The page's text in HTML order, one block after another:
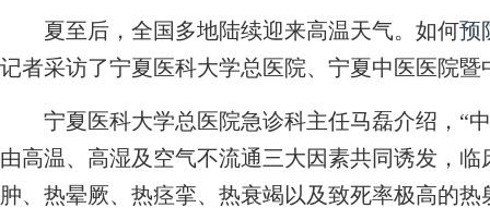
夏至后，全国多地陆续迎来高温天气。如何预
记者采访了宁夏医科大学总医院、宁夏中医医院
宁夏医科大学总医院急诊科主任马磊介绍，“中
由高温、高湿及空气不流通三大因素共同诱发，
肿、热晕厥、热痉挛、热衰竭以及致死率极高的